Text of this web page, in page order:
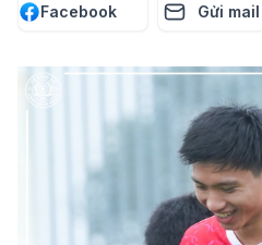
Facebook Gửi mail